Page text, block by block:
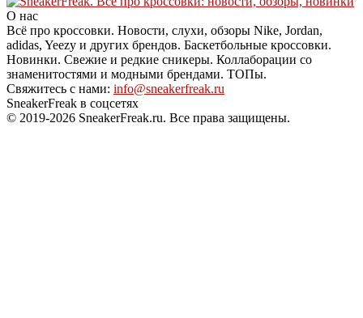
О нас
Всё про кроссовки. Новости, слухи, обзоры Nike, Jordan,
adidas, Yeezy и других брендов. Баскетбольные кроссовки.
Новинки. Свежие и редкие сникеры. Коллаборации со
знаменитостями и модными брендами. ТОПы.
Свяжитесь с нами: info@sneakerfreak.ru
SneakerFreak в соцсетях
© 2019-2026 SneakerFreak.ru. Все права защищены.